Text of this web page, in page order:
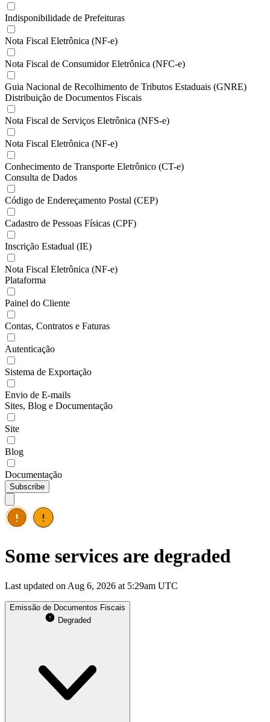
Indisponibilidade de Prefeituras
Nota Fiscal Eletrônica (NF-e)
Nota Fiscal de Consumidor Eletrônica (NFC-e)
Guia Nacional de Recolhimento de Tributos Estaduais (GNRE)
Distribuição de Documentos Fiscais
Nota Fiscal de Serviços Eletrônica (NFS-e)
Nota Fiscal Eletrônica (NF-e)
Conhecimento de Transporte Eletrônico (CT-e)
Consulta de Dados
Código de Endereçamento Postal (CEP)
Cadastro de Pessoas Físicas (CPF)
Inscrição Estadual (IE)
Nota Fiscal Eletrônica (NF-e)
Plataforma
Painel do Cliente
Contas, Contratos e Faturas
Autenticação
Sistema de Exportação
Envio de E-mails
Sites, Blog e Documentação
Site
Blog
Documentação
Subscribe
Some services are degraded
Last updated on Aug 6, 2026 at 5:29am UTC
Emissão de Documentos Fiscais
Degraded